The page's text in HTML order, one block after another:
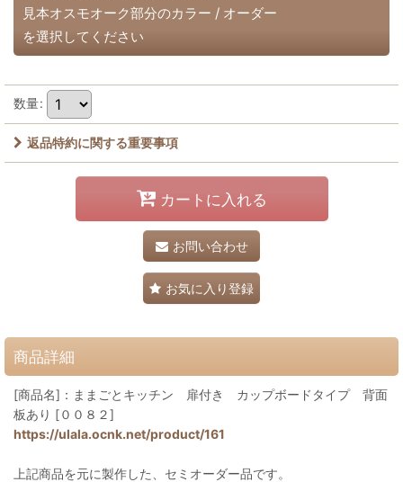
見本オスモオーク部分のカラー / オーダー
を選択してください
数量:
返品特約に関する重要事項
カートに入れる
お問い合わせ
お気に入り登録
商品詳細
[商品名]：ままごとキッチン 扉付き カップボードタイプ 背面
板あり [００８２]
https://ulala.ocnk.net/product/161
上記商品を元に製作した、セミオーダー品です。